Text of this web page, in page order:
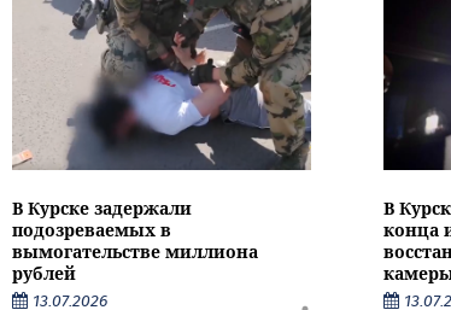
В Курске задержали
подозреваемых в
вымогательстве миллиона
рублей
13.07.2026
В
конца